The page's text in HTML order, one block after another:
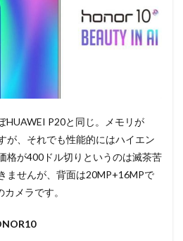
HUAWEI P20と同じ。メモリが
が、それでも性能的にはハイエン
格が400ドル切りというのは滅茶苦
ませんが、背面は20MP+16MPで
メラです。